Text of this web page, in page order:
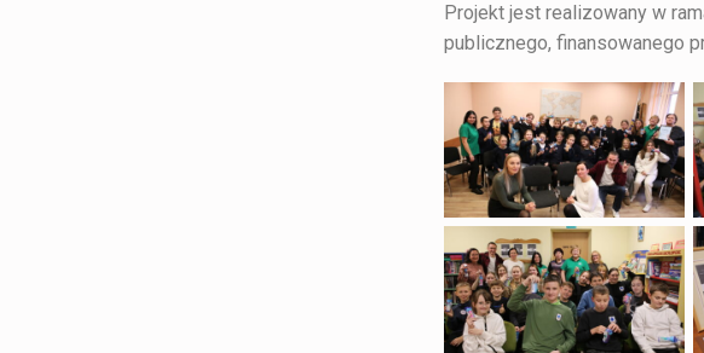
Projekt jest realizowany w
publicznego, finansowanego